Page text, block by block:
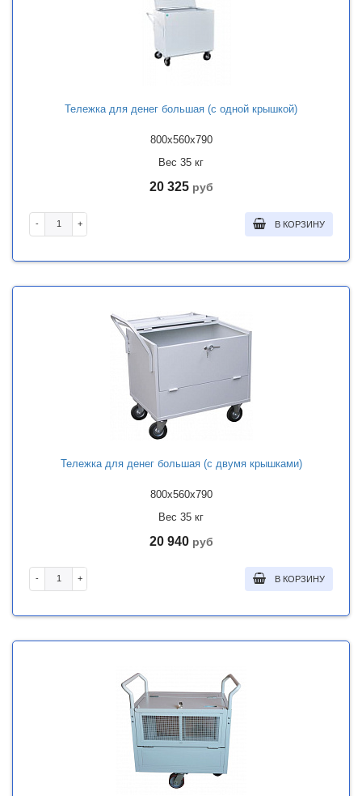
Тележка для денег большая (с одной крышкой)
800x560x790
Вес 35 кг
20 325 руб
- + В КОРЗИНУ
Тележка для денег большая (с двумя крышками)
800x560x790
Вес 35 кг
20 940 руб
- + В КОРЗИНУ